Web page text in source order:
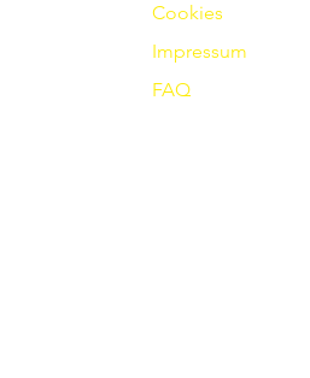
Cookies
Impressum
FAQ